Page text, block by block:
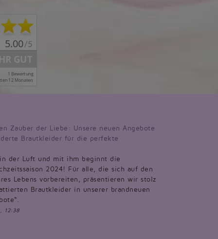
Zauber der Liebe: Unsere neuen Angebote
Brautkleider für die perfekte
der Luft und mit ihm beginnt die
2024! Für alle, die sich auf den
Lebens vorbereiten, präsentieren wir stolz
Brautkleider in unserer brandneuen
12:38